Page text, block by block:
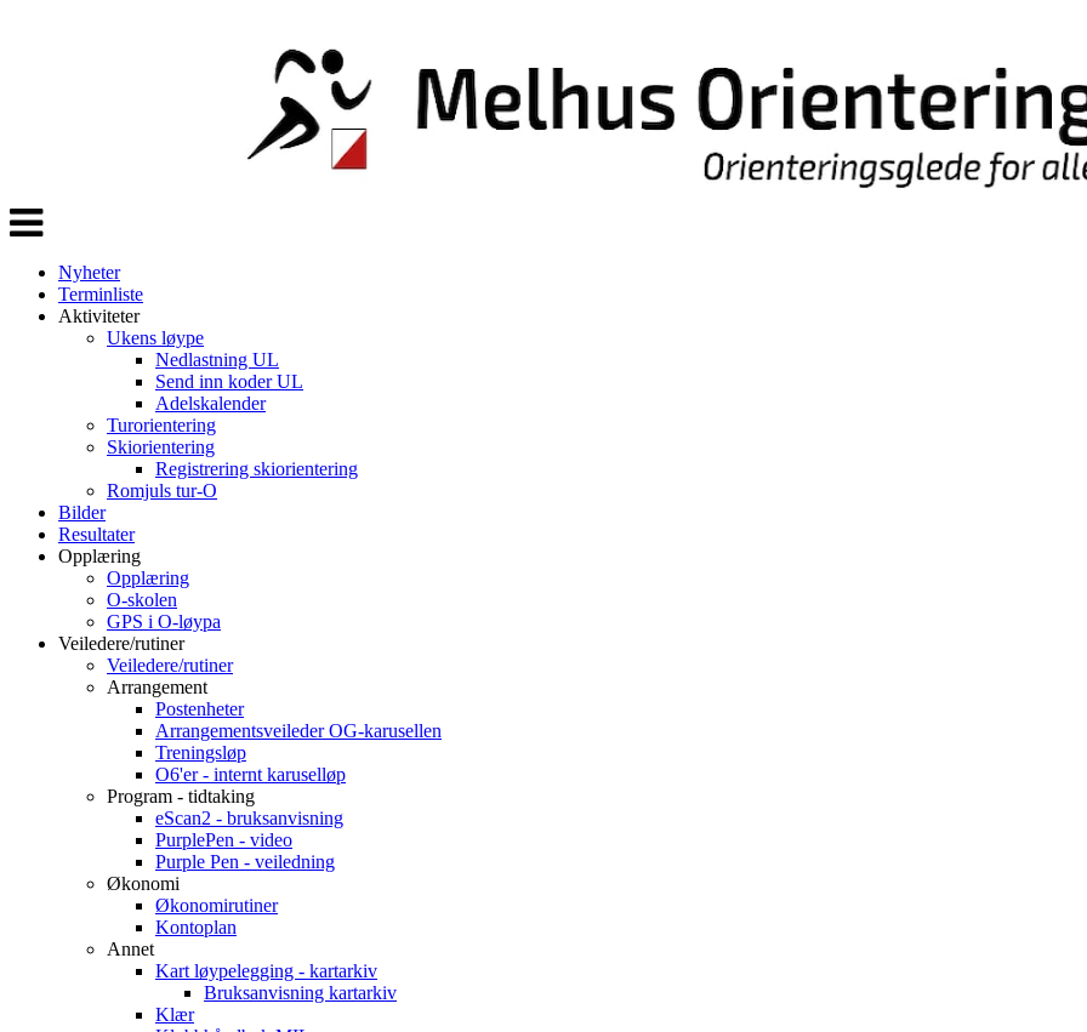
Veksle
navigasjon
Nyheter
Terminliste
Aktiviteter
Ukens løype
Nedlastning UL
Send inn koder UL
Adelskalender
Turorientering
Skiorientering
Registrering skiorientering
Romjuls tur-O
Bilder
Resultater
Opplæring
Opplæring
O-skolen
GPS i O-løypa
Veiledere/rutiner
Veiledere/rutiner
Arrangement
Postenheter
Arrangementsveileder OG-karusellen
Treningsløp
O6'er - internt karuselløp
Program - tidtaking
eScan2 - bruksanvisning
PurplePen - video
Purple Pen - veiledning
Økonomi
Økonomirutiner
Kontoplan
Annet
Kart løypelegging - kartarkiv
Bruksanvisning kartarkiv
Klær